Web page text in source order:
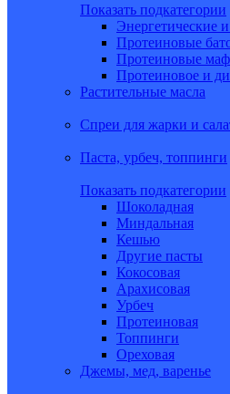
Показать подкатегории
Энергетические
Протеиновые
Протеиновые
Протеиновое и
Растительные масла
Спреи для жарки и
Паста, урбеч, топпинги
Показать подкатегории
Шоколадная
Миндальная
Кешью
Другие пасты
Кокосовая
Арахисовая
Урбеч
Протеиновая
Топпинги
Ореховая
Джемы, мед, варенье